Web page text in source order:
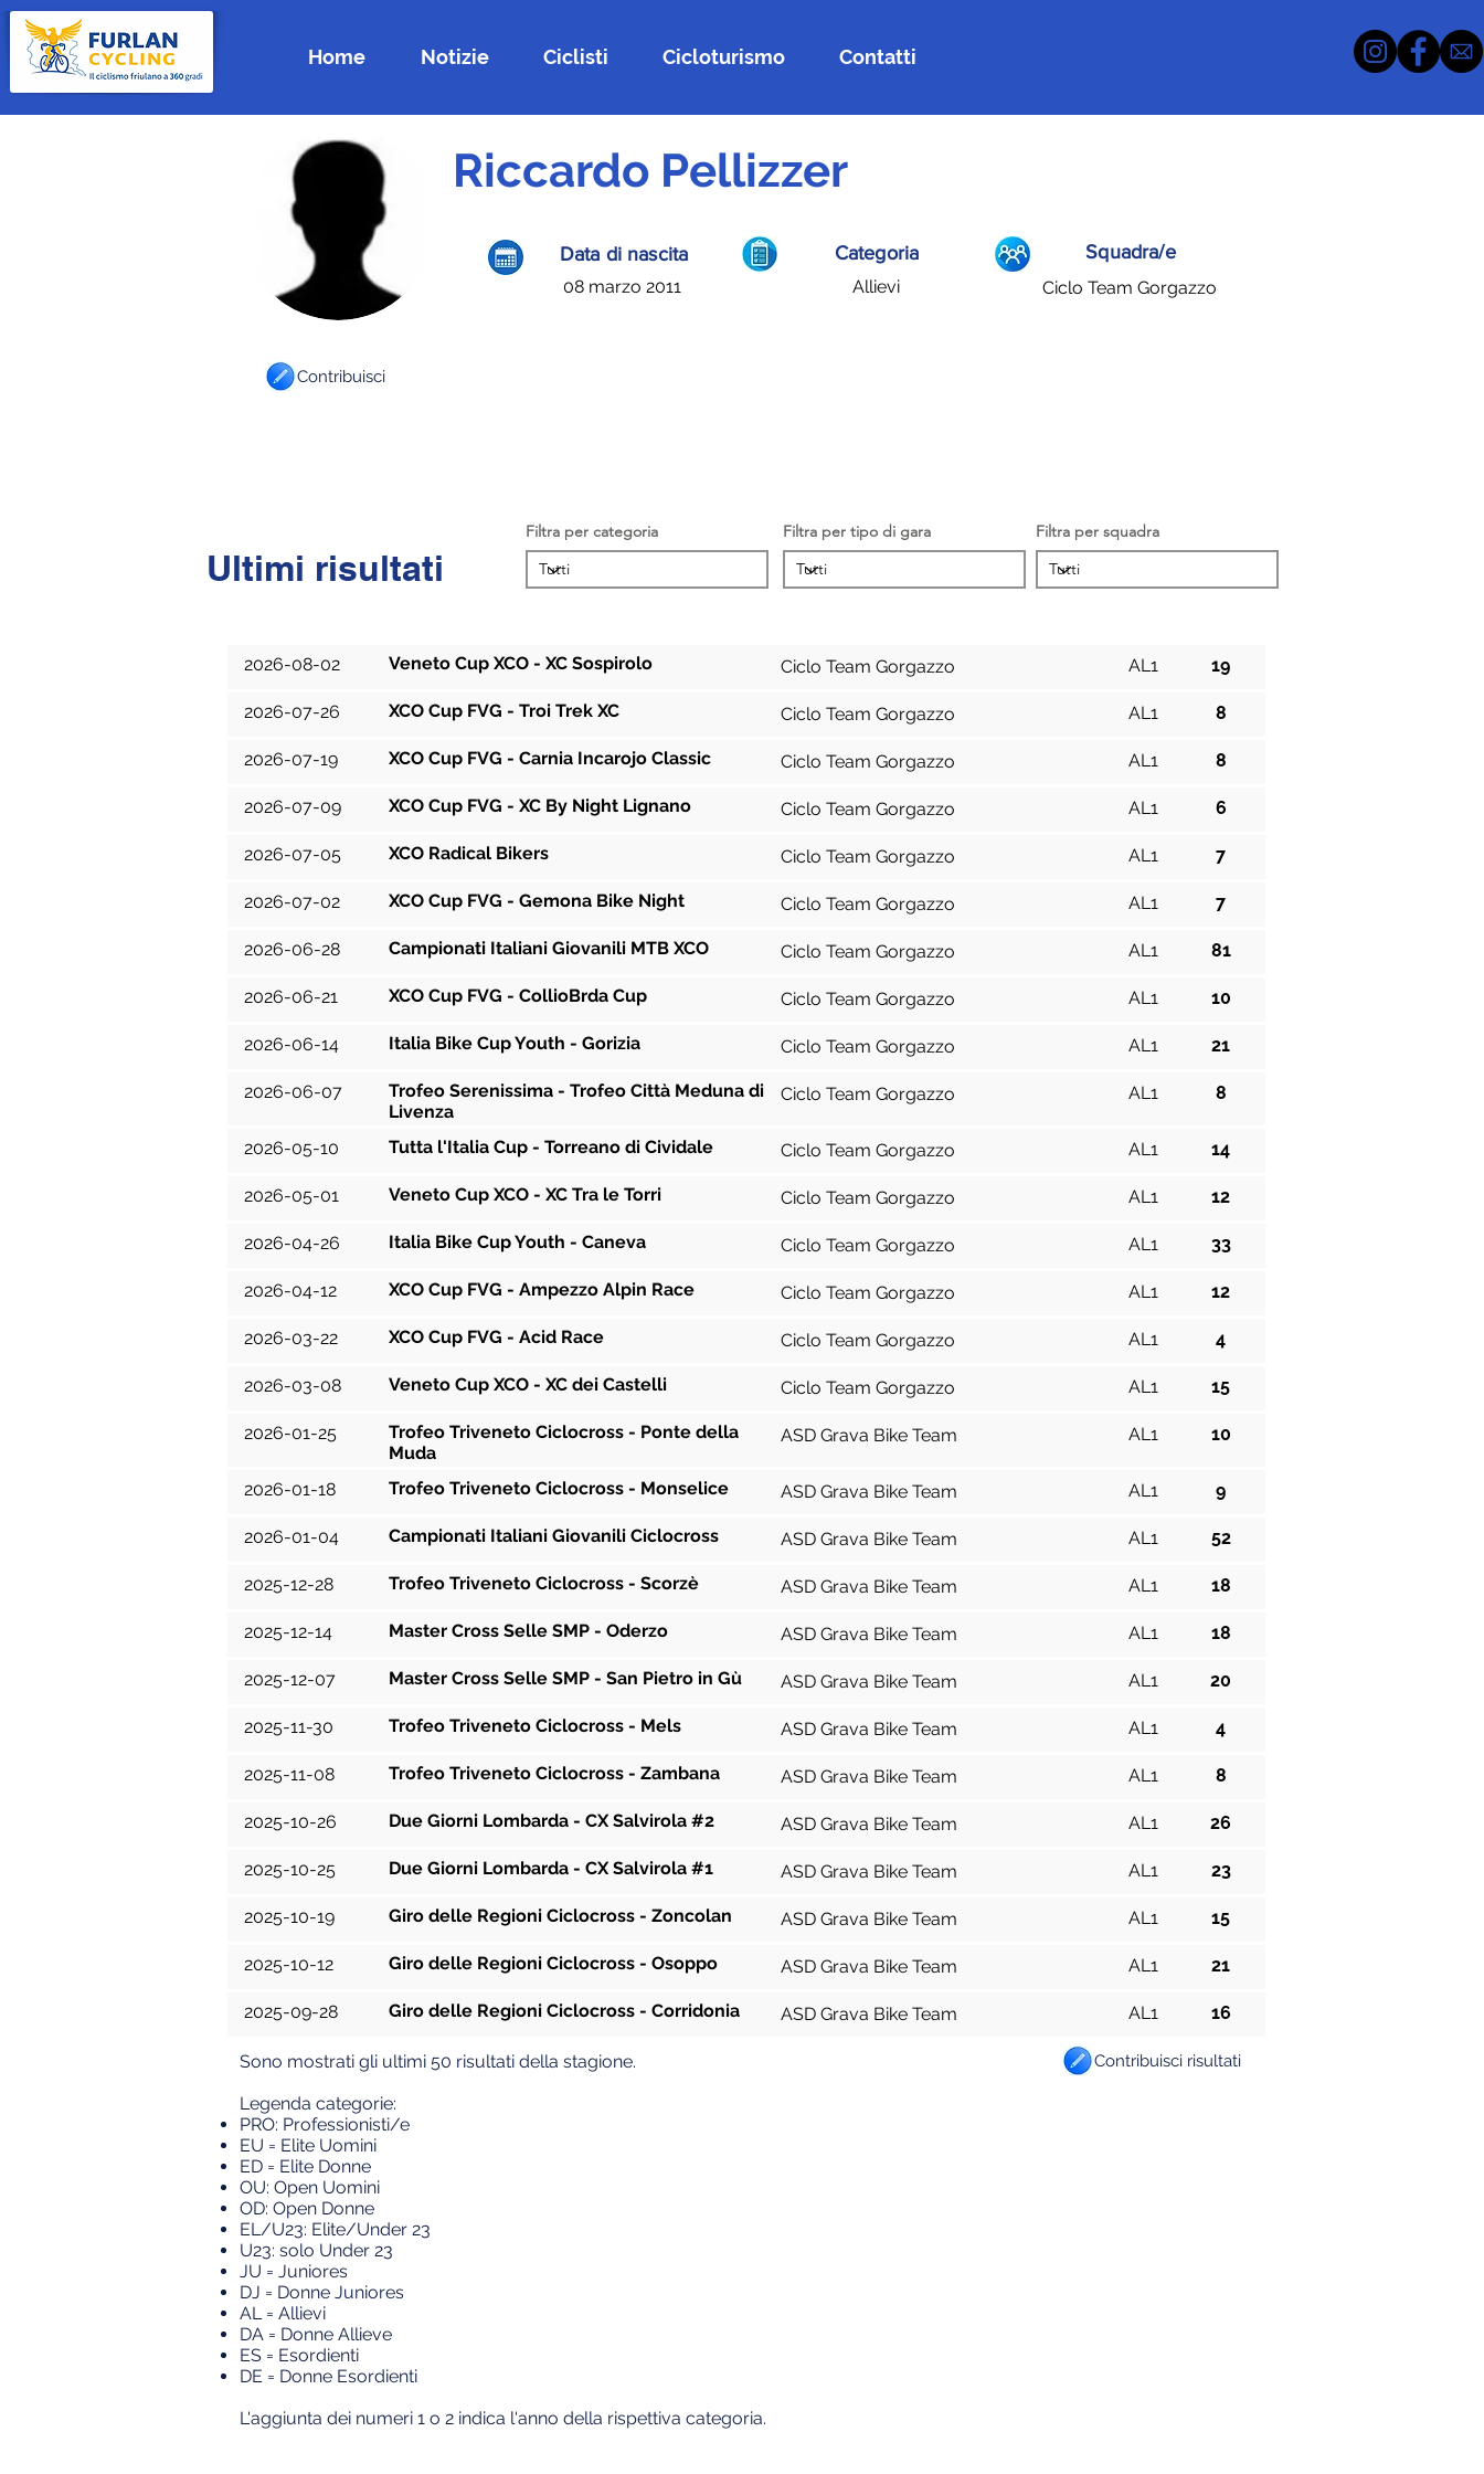
Home Notizie Ciclisti Cicloturismo Contatti
Riccardo Pellizzer
Data di nascita
08 marzo 2011
Categoria
Allievi
Squadra/e
Ciclo Team Gorgazzo
Contribuisci
Ultimi risultati
Filtra per squadra
Filtra per tipo di gara
Filtra per categoria
2026-08-02 Veneto Cup XCO - XC Sospirolo Ciclo Team Gorgazzo AL1 19
2026-07-26 XCO Cup FVG - Troi Trek XC Ciclo Team Gorgazzo AL1 8
2026-07-19 XCO Cup FVG - Carnia Incarojo Classic Ciclo Team Gorgazzo AL1 8
2026-07-09 XCO Cup FVG - XC By Night Lignano Ciclo Team Gorgazzo AL1 6
2026-07-05 XCO Radical Bikers Ciclo Team Gorgazzo AL1 7
2026-07-02 XCO Cup FVG - Gemona Bike Night Ciclo Team Gorgazzo AL1 7
2026-06-28 Campionati Italiani Giovanili MTB XCO Ciclo Team Gorgazzo AL1 81
2026-06-21 XCO Cup FVG - CollioBrda Cup Ciclo Team Gorgazzo AL1 10
2026-06-14 Italia Bike Cup Youth - Gorizia Ciclo Team Gorgazzo AL1 21
2026-06-07
Trofeo Serenissima - Trofeo Città Meduna di
Livenza
Ciclo Team Gorgazzo AL1 8
2026-05-10 Tutta l'Italia Cup - Torreano di Cividale Ciclo Team Gorgazzo AL1 14
2026-05-01 Veneto Cup XCO - XC Tra le Torri Ciclo Team Gorgazzo AL1 12
2026-04-26 Italia Bike Cup Youth - Caneva Ciclo Team Gorgazzo AL1 33
2026-04-12 XCO Cup FVG - Ampezzo Alpin Race Ciclo Team Gorgazzo AL1 12
2026-03-22 XCO Cup FVG - Acid Race Ciclo Team Gorgazzo AL1 4
2026-03-08 Veneto Cup XCO - XC dei Castelli Ciclo Team Gorgazzo AL1 15
2026-01-25
Trofeo Triveneto Ciclocross - Ponte della
Muda
ASD Grava Bike Team AL1 10
2026-01-18 Trofeo Triveneto Ciclocross - Monselice ASD Grava Bike Team AL1 9
2026-01-04 Campionati Italiani Giovanili Ciclocross ASD Grava Bike Team AL1 52
2025-12-28 Trofeo Triveneto Ciclocross - Scorzè ASD Grava Bike Team AL1 18
2025-12-14 Master Cross Selle SMP - Oderzo ASD Grava Bike Team AL1 18
2025-12-07 Master Cross Selle SMP - San Pietro in Gù ASD Grava Bike Team AL1 20
2025-11-30 Trofeo Triveneto Ciclocross - Mels ASD Grava Bike Team AL1 4
2025-11-08 Trofeo Triveneto Ciclocross - Zambana ASD Grava Bike Team AL1 8
2025-10-26 Due Giorni Lombarda - CX Salvirola #2 ASD Grava Bike Team AL1 26
2025-10-25 Due Giorni Lombarda - CX Salvirola #1 ASD Grava Bike Team AL1 23
2025-10-19 Giro delle Regioni Ciclocross - Zoncolan ASD Grava Bike Team AL1 15
2025-10-12 Giro delle Regioni Ciclocross - Osoppo ASD Grava Bike Team AL1 21
2025-09-28 Giro delle Regioni Ciclocross - Corridonia ASD Grava Bike Team AL1 16
Sono mostrati gli ultimi 50 risultati della stagione.
Legenda categorie:
PRO: Professionisti/e
EU = Elite Uomini
ED = Elite Donne
OU: Open Uomini
OD: Open Donne
EL/U23: Elite/Under 23
U23: solo Under 23
JU = Juniores
DJ = Donne Juniores
AL = Allievi
DA = Donne Allieve
ES = Esordienti
DE = Donne Esordienti
L'aggiunta dei numeri 1 o 2 indica l'anno della rispettiva categoria.
Contribuisci risultati